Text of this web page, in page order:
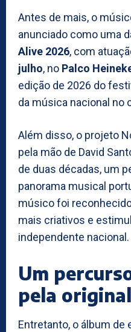
Antes de mais, o
anunciado como uma
Alive 2026, com
julho, no Palco
edição de 2026 do
da música nacional no
Além disso, o projeto
pela mão de David
de duas décadas, um
panorama musical
músico foi
mais criativos e
independente nacional.
Um
pela
Entretanto, o álbum de